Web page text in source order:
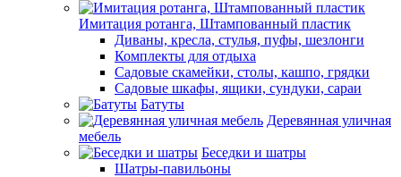
Имитация ротанга, Штампованный пластик
Диваны, кресла, стулья, пуфы, шезлонги
Комплекты для отдыха
Садовые скамейки, столы, кашпо, грядки
Садовые шкафы, ящики, сундуки, сараи
Батуты
Деревянная уличная
мебель
Беседки и шатры
Шатры-павильоны